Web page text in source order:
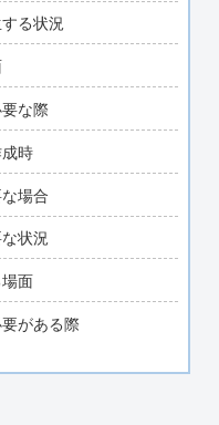
る状況
な際
時
場合
状況
面
がある際